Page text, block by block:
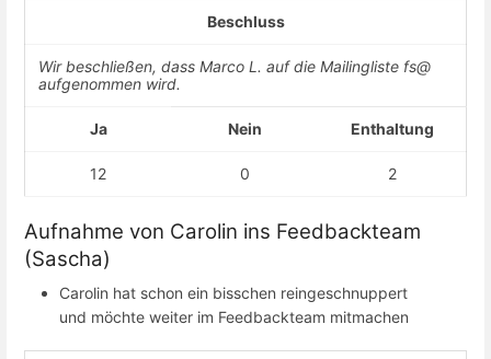
Beschluss
Wir beschließen, dass Marco L. auf die Mailingliste fs@
aufgenommen wird.
Ja Nein Enthaltung
12 0 2
Aufnahme von Carolin ins Feedbackteam
(Sascha)
Carolin hat schon ein bisschen reingeschnuppert
und möchte weiter im Feedbackteam mitmachen